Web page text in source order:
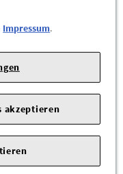
Mercedes-Benz
Impressum.
akzeptieren